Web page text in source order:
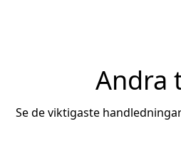
Andra
Se de viktigaste